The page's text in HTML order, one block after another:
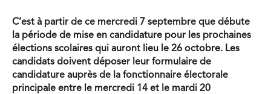
C’est à partir de ce mercredi 7 septembre que débute
la période de mise en candidature pour les prochaines
élections scolaires qui auront lieu le 26 octobre. Les
candidats doivent déposer leur formulaire de
candidature auprès de la fonctionnaire électorale
principale entre le mercredi 14 et le mardi 20